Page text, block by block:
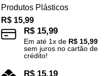
Produtos Plásticos
R$ 15,99
R$15,99
Em até 1x de R$ 15,99
sem juros no cartão de
crédito!
R$15,19